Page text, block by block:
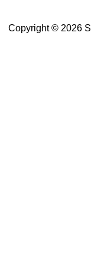
Copyright © 2026